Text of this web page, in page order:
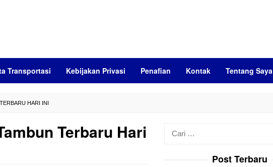
Transportasi Kebijakan Privasi Penafian Kontak Tentang Saya
HARI INI
Terbaru Hari
Post Terbaru